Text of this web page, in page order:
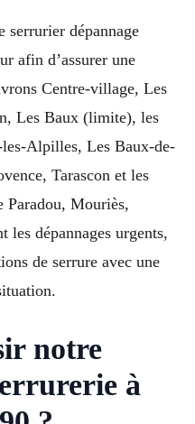
dépannage
afin d’assurer une
Centre-village, Les
Les Baux (limite), les
Alpilles, Les Baux-de-
Tarascon et les
Paradou, Mouriès,
les dépannages urgents,
de serrure avec une
notre
à